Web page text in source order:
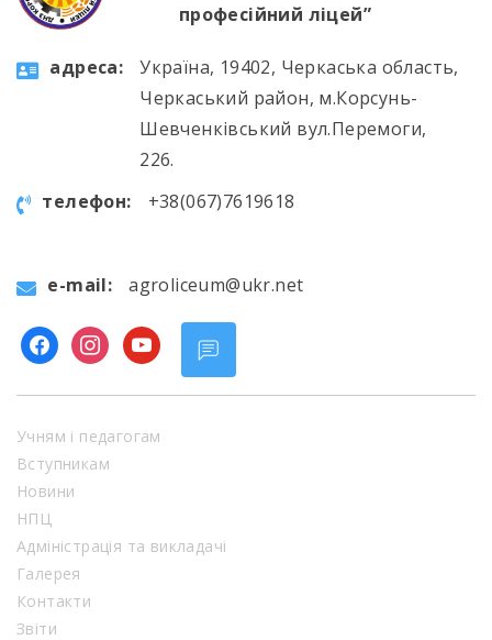
професійний ліцей”
aдресa:
Україна, 19402, Черкаська область,
Черкаський район, м.Корсунь-
Шевченківський вул.Перемоги,
226.
телефон:
+38(067)7619618
e-mail: agroliceum@ukr.net
facebookinstagram
youtube
Учням і педагогам
Вступникам
Новини
НПЦ
Адміністрація та викладачі
Галерея
Контакти
Звіти